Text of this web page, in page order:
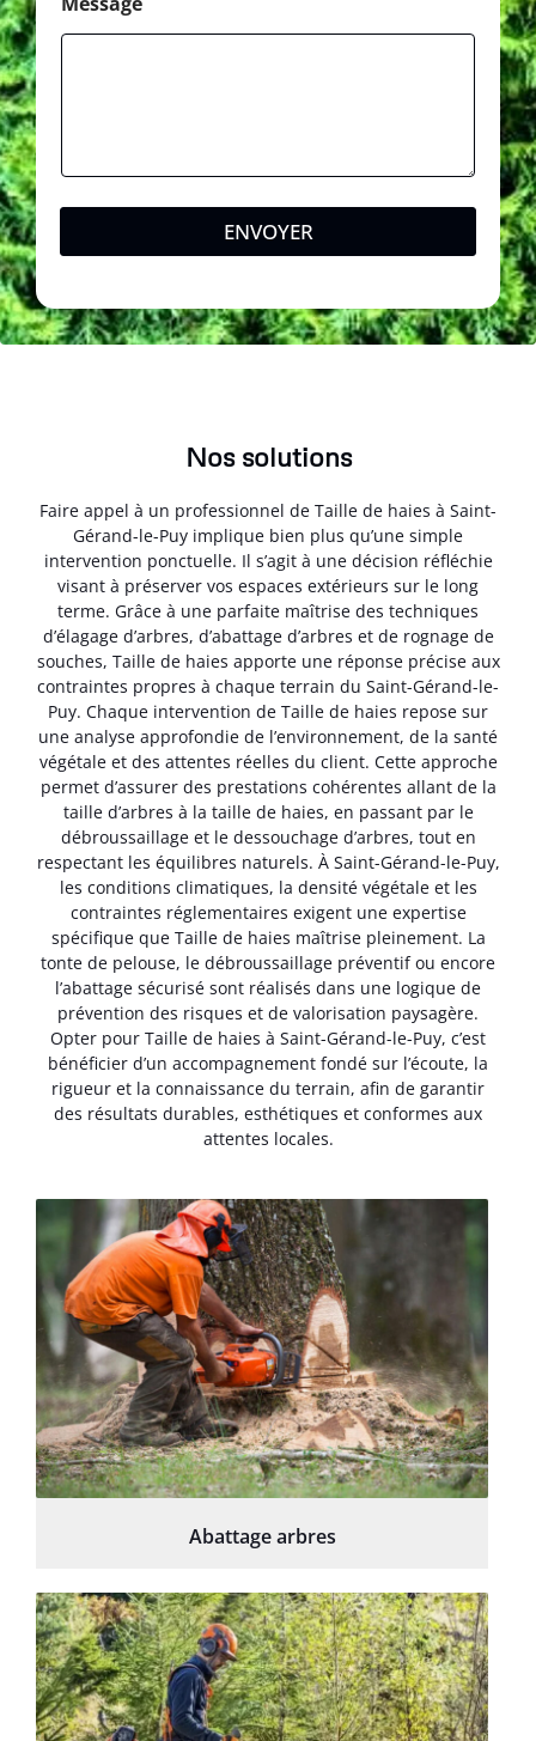
ENVOYER
Nos solutions
Faire appel à un professionnel de Taille de haies à Saint-
Gérand-le-Puy implique bien plus qu’une simple
intervention ponctuelle. Il s’agit à une décision réfléchie
visant à préserver vos espaces extérieurs sur le long
terme. Grâce à une parfaite maîtrise des techniques
d’élagage d’arbres, d’abattage d’arbres et de rognage de
souches, Taille de haies apporte une réponse précise aux
contraintes propres à chaque terrain du Saint-Gérand-le-
Puy. Chaque intervention de Taille de haies repose sur
une analyse approfondie de l’environnement, de la santé
végétale et des attentes réelles du client. Cette approche
permet d’assurer des prestations cohérentes allant de la
taille d’arbres à la taille de haies, en passant par le
débroussaillage et le dessouchage d’arbres, tout en
respectant les équilibres naturels. À Saint-Gérand-le-Puy,
les conditions climatiques, la densité végétale et les
contraintes réglementaires exigent une expertise
spécifique que Taille de haies maîtrise pleinement. La
tonte de pelouse, le débroussaillage préventif ou encore
l’abattage sécurisé sont réalisés dans une logique de
prévention des risques et de valorisation paysagère.
Opter pour Taille de haies à Saint-Gérand-le-Puy, c’est
bénéficier d’un accompagnement fondé sur l’écoute, la
rigueur et la connaissance du terrain, afin de garantir
des résultats durables, esthétiques et conformes aux
attentes locales.
Abattage arbres